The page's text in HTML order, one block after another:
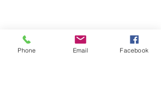
Phone Email Facebook